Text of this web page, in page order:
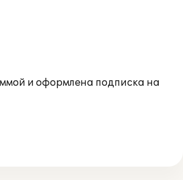
и оформлена подписка на